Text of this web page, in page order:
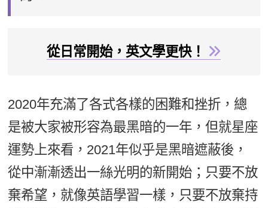
從日常開始，英文學更快！
2020年充滿了各式各樣的困難和挫折，總
是被大家被形容為最黑暗的一年，但就星座
運勢上來看，2021年似乎是黑暗遮蔽後，
從中漸漸透出一絲光明的新開始；只要不放
棄希望，就像英語學習一樣，只要不放棄持